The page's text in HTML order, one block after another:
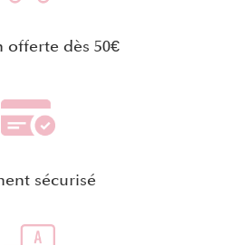
offerte dès 50€
sécurisé